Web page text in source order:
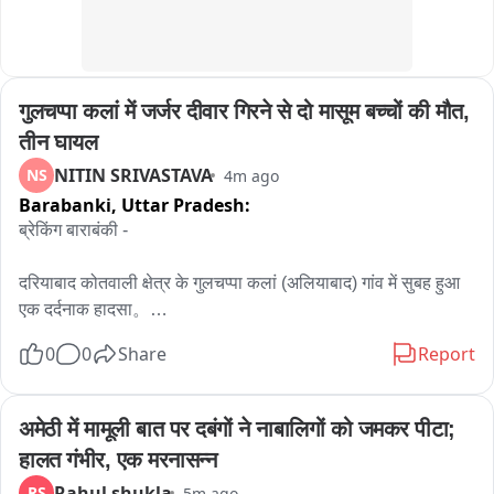
गुलचप्पा कलां में जर्जर दीवार गिरने से दो मासूम बच्चों की मौत,
तीन घायल
NS NITIN SRIVASTAVA 4m ago
Barabanki, Uttar Pradesh:
ब्रेकिंग बाराबंकी -
दरियाबाद कोतवाली क्षेत्र के गुलचप्पा कलां (अलियाबाद) गांव में सुबह हुआ
एक दर्दनाक हादसा。
मदरसे पढ़ने जा रहे बच्चों पर गली में स्थित जर्जर ईंट की दीवार अचानक
इस हादसे में दो मासूम बच्चों की मौके पर ही मौत हो गई。
0 0 Share Report
अमेठी में मामूली बात पर दबंगों ने नाबालिगों को जमकर पीटा;
हालत गंभीर, एक मरनासन्न